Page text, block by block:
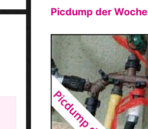
Picdump der Woche